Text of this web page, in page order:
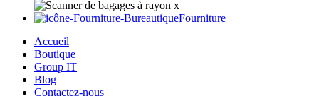
Fourniture
Accueil
Boutique
Group IT
Blog
Contactez-nous